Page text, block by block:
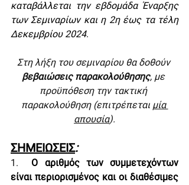
καταβάλλεται την εβδομάδα Έναρξης
των Σεμιναρίων και η 2η έως τα τέλη
Δεκεμβρίου 2024.
Στη λήξη του σεμιναρίου θα δοθούν
βεβαιώσεις παρακολούθησης, με
προϋπόθεση την τακτική
παρακολούθηση (επιτρέπεται μία
απουσία).
ΣΗΜΕΙΩΣΕΙΣ:
1. Ο αριθμός των συμμετεχόντων
είναι περιορισμένος και οι διαθέσιμες